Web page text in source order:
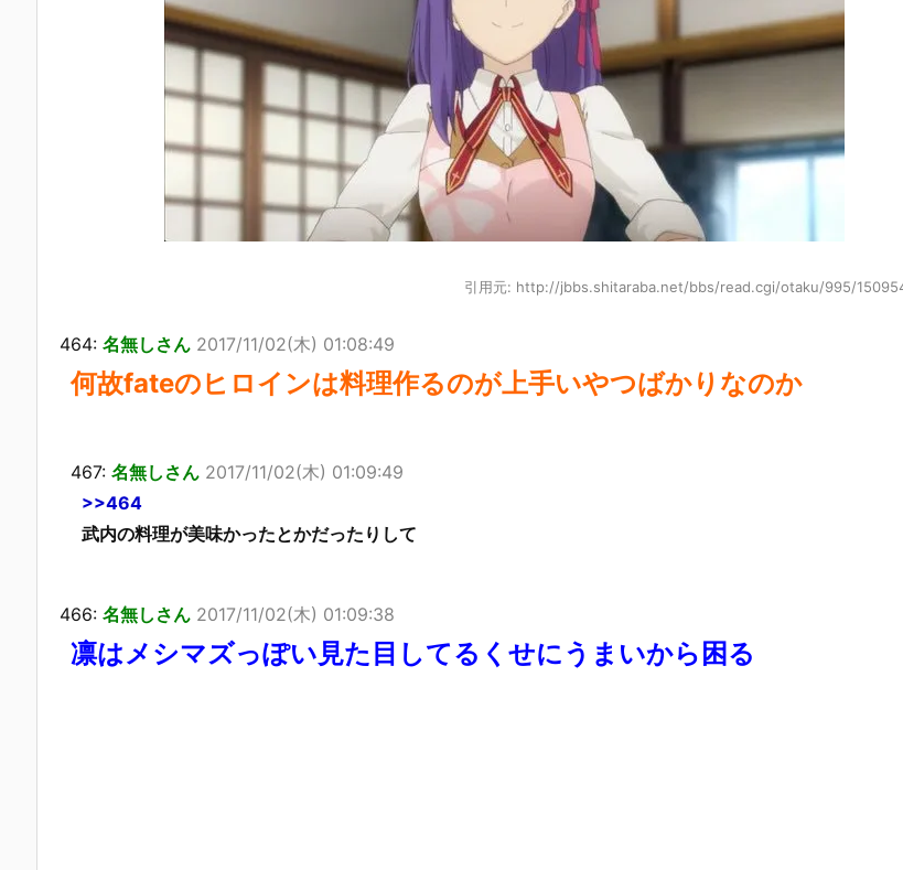
引用元: http://jbbs.shitaraba.net/bbs/read.cgi/otaku/995/
464: 名無しさん 2017/11/02(木) 01:08:49
何故fateのヒロインは料理作るのが上手いやつばかりなのか
467: 名無しさん 2017/11/02(木) 01:09:49
>>464
武内の料理が美味かったとかだったりして
466: 名無しさん 2017/11/02(木) 01:09:38
凛はメシマズっぽい見た目してるくせにうまいから困る